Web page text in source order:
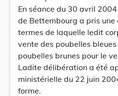
En séance du 30 avril
de Bettembourg a pris
termes de laquelle ledit
vente des poubelles
poubelles brunes pour le
Ladite délibération a été
ministérielle du 22 juin
forme.